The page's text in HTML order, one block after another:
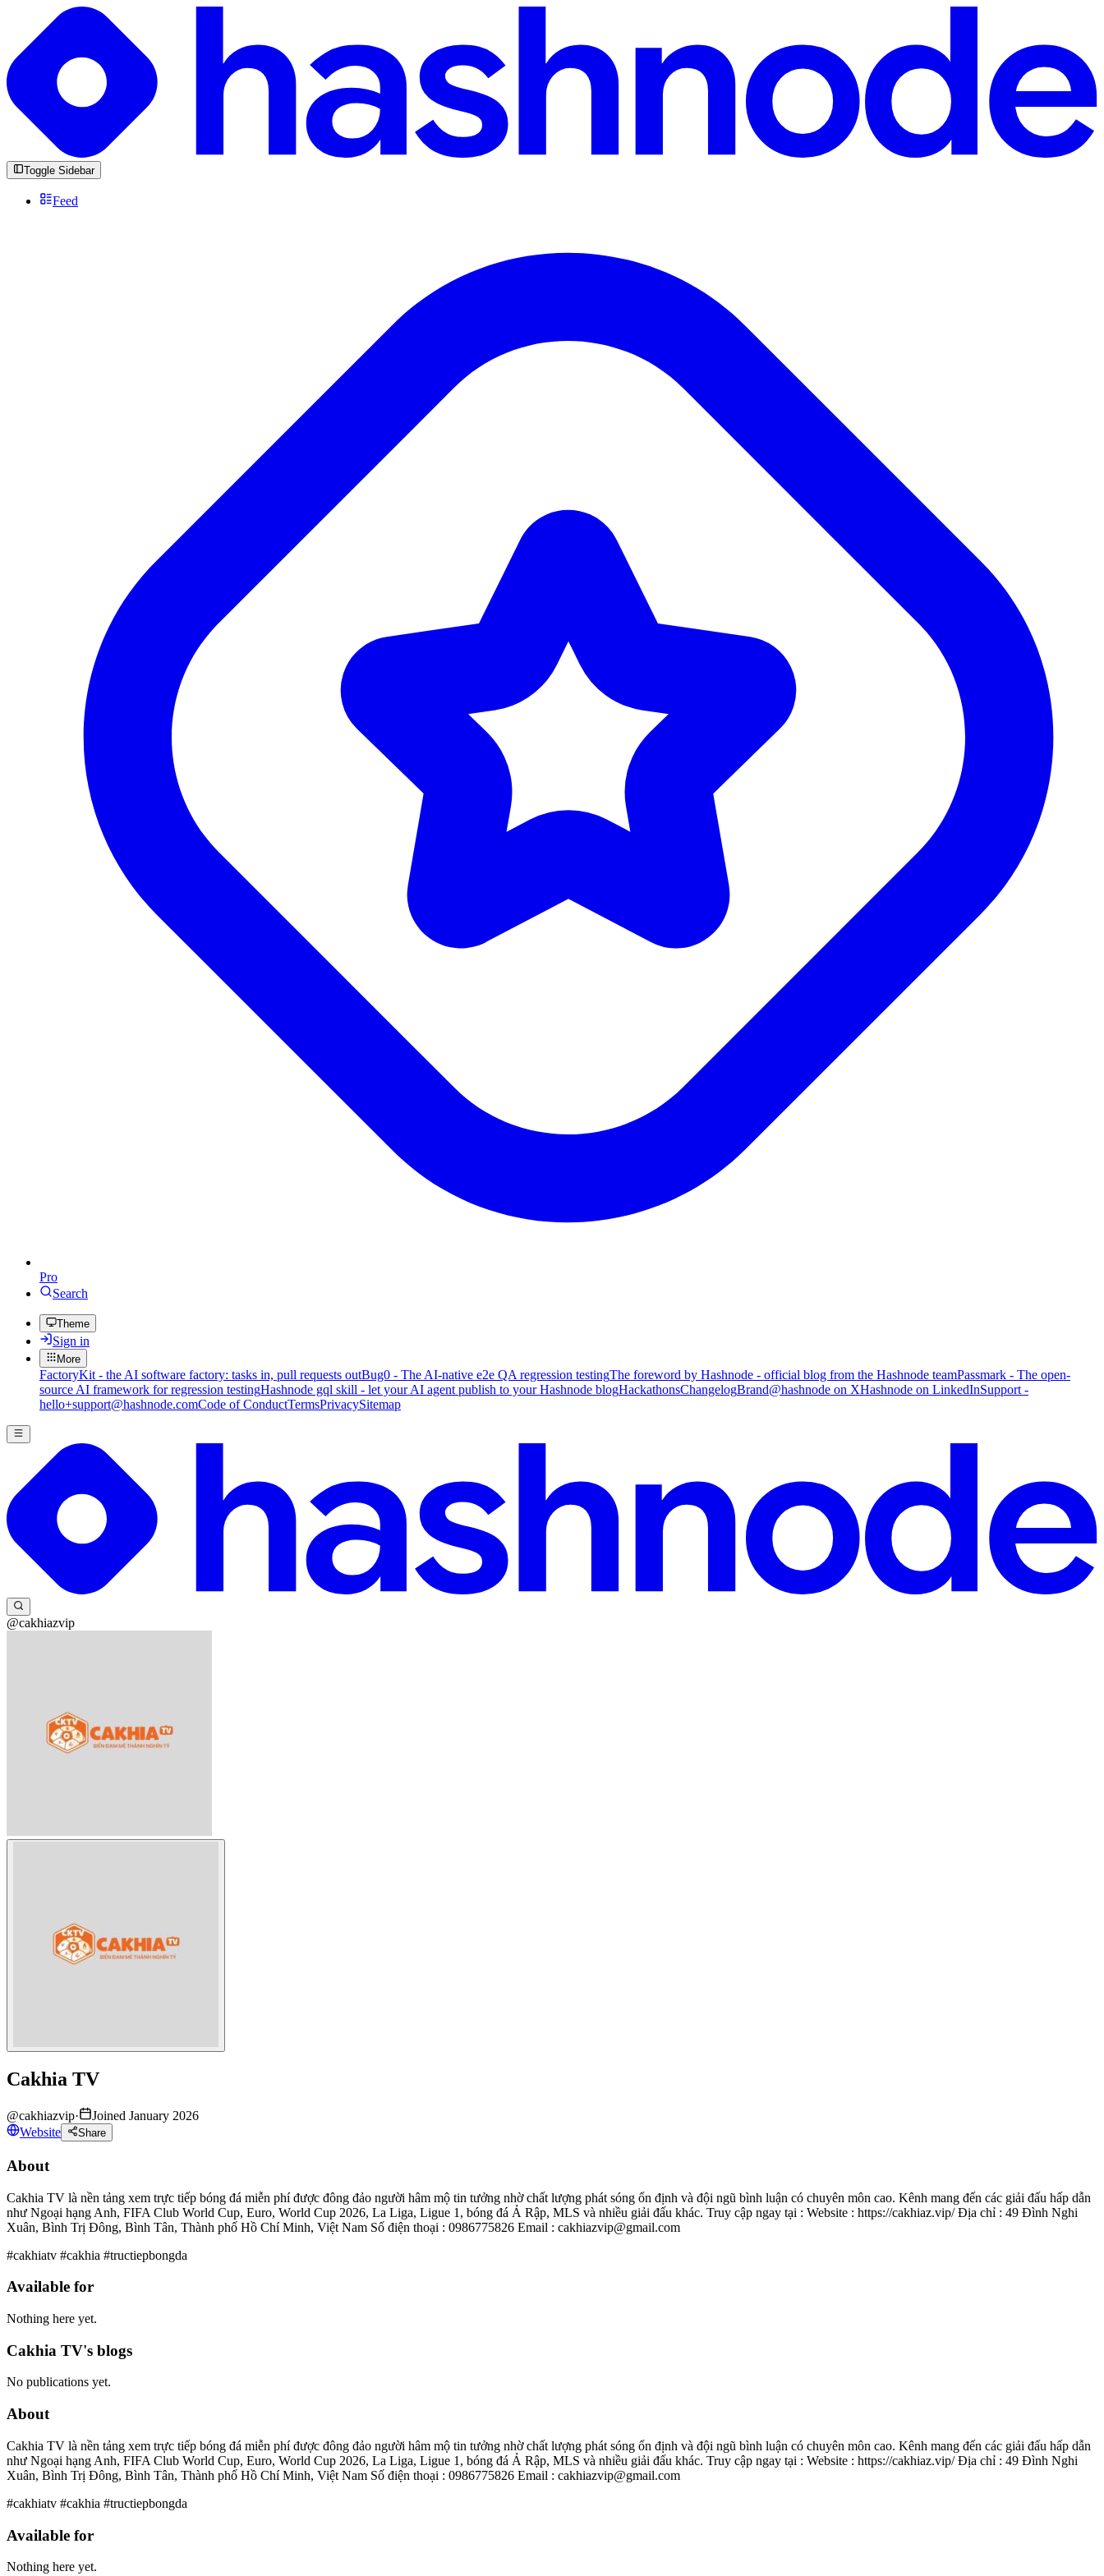
Toggle Sidebar
Feed
Pro
Search
Theme
Sign in
More
FactoryKit - the AI software factory: tasks in, pull requests outBug0 - The AI-native e2e QA regression testingThe foreword by Hashnode - official blog from the Hashnode teamPassmark - The open-
source AI framework for regression testingHashnode gql skill - let your AI agent publish to your Hashnode blogHackathonsChangelogBrand@hashnode on XHashnode on LinkedInSupport -
hello+support@hashnode.comCode of ConductTermsPrivacySitemap
@cakhiazvip
Cakhia TV
@cakhiazvip·
Joined January 2026
Website
Share
About
Cakhia TV là nền tảng xem trực tiếp bóng đá miễn phí được đông đảo người hâm mộ tin tưởng nhờ chất lượng phát sóng ổn định và đội ngũ bình luận có chuyên môn cao. Kênh mang đến các giải đấu hấp dẫn
như Ngoại hạng Anh, FIFA Club World Cup, Euro, World Cup 2026, La Liga, Ligue 1, bóng đá Ả Rập, MLS và nhiều giải đấu khác. Truy cập ngay tại : Website : https://cakhiaz.vip/ Địa chỉ : 49 Đình Nghi
Xuân, Bình Trị Đông, Bình Tân, Thành phố Hồ Chí Minh, Việt Nam Số điện thoại : 0986775826 Email : cakhiazvip@gmail.com
#cakhiatv #cakhia #tructiepbongda
Available for
Nothing here yet.
Cakhia TV's blogs
No publications yet.
About
Cakhia TV là nền tảng xem trực tiếp bóng đá miễn phí được đông đảo người hâm mộ tin tưởng nhờ chất lượng phát sóng ổn định và đội ngũ bình luận có chuyên môn cao. Kênh mang đến các giải đấu hấp dẫn
như Ngoại hạng Anh, FIFA Club World Cup, Euro, World Cup 2026, La Liga, Ligue 1, bóng đá Ả Rập, MLS và nhiều giải đấu khác. Truy cập ngay tại : Website : https://cakhiaz.vip/ Địa chỉ : 49 Đình Nghi
Xuân, Bình Trị Đông, Bình Tân, Thành phố Hồ Chí Minh, Việt Nam Số điện thoại : 0986775826 Email : cakhiazvip@gmail.com
#cakhiatv #cakhia #tructiepbongda
Available for
Nothing here yet.